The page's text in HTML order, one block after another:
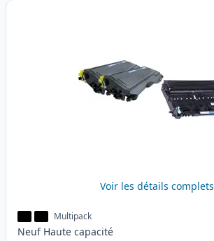
Voir les détails complets
Multipack
Neuf Haute capacité